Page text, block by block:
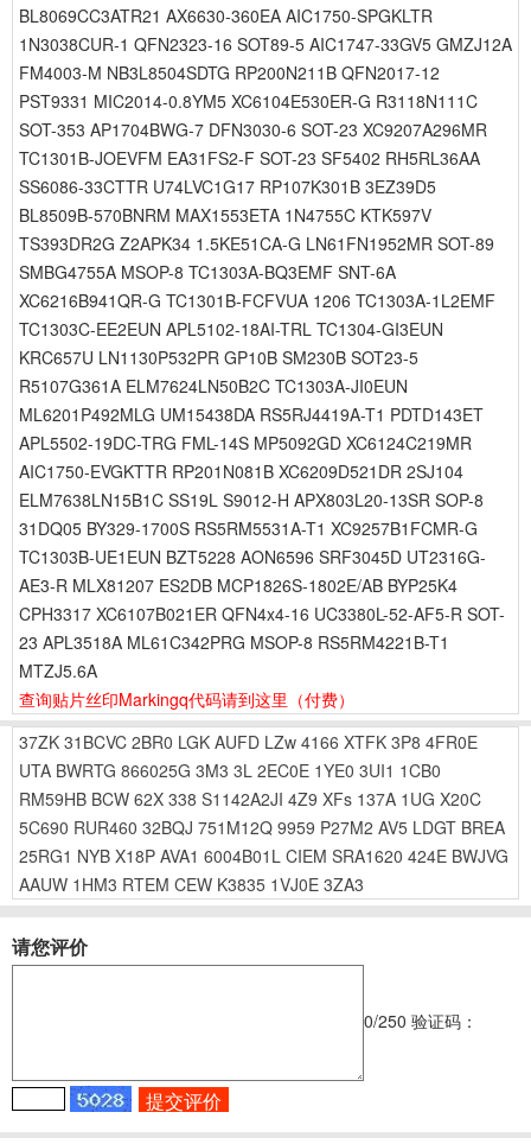
BL8069CC3ATR21 AX6630-360EA AIC1750-SPGKLTR
1N3038CUR-1 QFN2323-16 SOT89-5 AIC1747-33GV5 GMZJ12A
FM4003-M NB3L8504SDTG RP200N211B QFN2017-12
PST9331 MIC2014-0.8YM5 XC6104E530ER-G R3118N111C
SOT-353 AP1704BWG-7 DFN3030-6 SOT-23 XC9207A296MR
TC1301B-JOEVFM EA31FS2-F SOT-23 SF5402 RH5RL36AA
SS6086-33CTTR U74LVC1G17 RP107K301B 3EZ39D5
BL8509B-570BNRM MAX1553ETA 1N4755C KTK597V
TS393DR2G Z2APK34 1.5KE51CA-G LN61FN1952MR SOT-89
SMBG4755A MSOP-8 TC1303A-BQ3EMF SNT-6A
XC6216B941QR-G TC1301B-FCFVUA 1206 TC1303A-1L2EMF
TC1303C-EE2EUN APL5102-18AI-TRL TC1304-GI3EUN
KRC657U LN1130P532PR GP10B SM230B SOT23-5
R5107G361A ELM7624LN50B2C TC1303A-JI0EUN
ML6201P492MLG UM15438DA RS5RJ4419A-T1 PDTD143ET
APL5502-19DC-TRG FML-14S MP5092GD XC6124C219MR
AIC1750-EVGKTTR RP201N081B XC6209D521DR 2SJ104
ELM7638LN15B1C SS19L S9012-H APX803L20-13SR SOP-8
31DQ05 BY329-1700S RS5RM5531A-T1 XC9257B1FCMR-G
TC1303B-UE1EUN BZT5228 AON6596 SRF3045D UT2316G-
AE3-R MLX81207 ES2DB MCP1826S-1802E/AB BYP25K4
CPH3317 XC6107B021ER QFN4x4-16 UC3380L-52-AF5-R SOT-
23 APL3518A ML61C342PRG MSOP-8 RS5RM4221B-T1
MTZJ5.6A
查询贴片丝印Markingq代码请到这里 （付费）
37ZK 31BCVC 2BR0 LGK AUFD LZw 4166 XTFK 3P8 4FR0E
UTA BWRTG 866025G 3M3 3L 2EC0E 1YE0 3UI1 1CB0
RM59HB BCW 62X 338 S1142A2JI 4Z9 XFs 137A 1UG X20C
5C690 RUR460 32BQJ 751M12Q 9959 P27M2 AV5 LDGT BREA
25RG1 NYB X18P AVA1 6004B01L CIEM SRA1620 424E BWJVG
AAUW 1HM3 RTEM CEW K3835 1VJ0E 3ZA3
请您评价
0/250 验证码：